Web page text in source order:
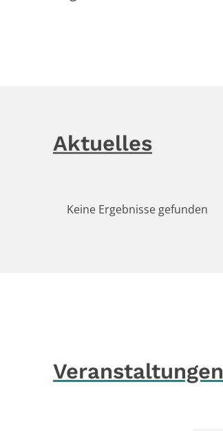
Aktuelles
Keine Ergebnisse gefunden
Veranstaltungen